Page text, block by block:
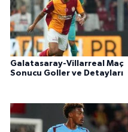
Galatasaray-Villarreal Maç
Sonucu Goller ve Detayları